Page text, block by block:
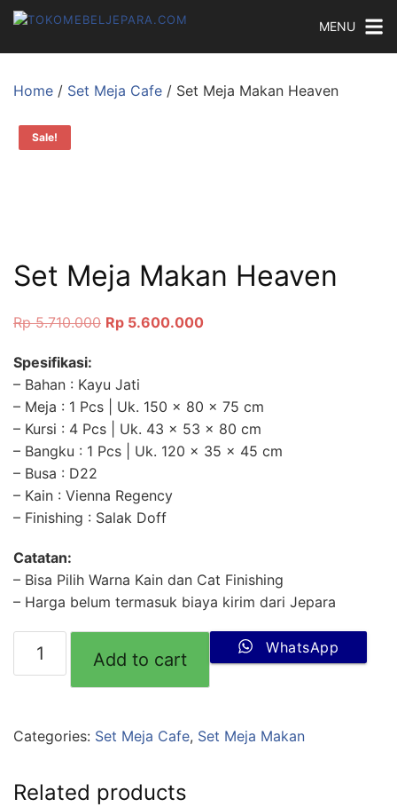
MENU
Home / Set Meja Cafe / Set Meja Makan Heaven
Sale!
Set Meja Makan Heaven
Rp5.710.000 Rp 5.600.000
Spesifikasi:
– Bahan : Kayu Jati
– Meja : 1 Pcs | Uk. 150 x 80 x 75 cm
– Kursi : 4 Pcs | Uk. 43 x 53 x 80 cm
– Bangku : 1 Pcs | Uk. 120 x 35 x 45 cm
– Busa : D22
– Kain : Vienna Regency
– Finishing : Salak Doff
Catatan:
– Bisa Pilih Warna Kain dan Cat Finishing
– Harga belum termasuk biaya kirim dari Jepara
Add to cart
WhatsApp
Categories: Set Meja Cafe, Set Meja Makan
Related products